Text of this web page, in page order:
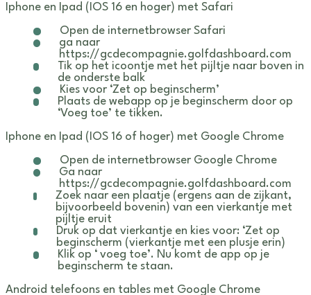
Iphone en Ipad (IOS 16 en hoger) met Safari
Open de internetbrowser Safari
ga naar
https://gcdecompagnie.golfdashboard.com
Tik op het icoontje met het pijltje naar boven in
de onderste balk
Kies voor ‘Zet op beginscherm’
Plaats de webapp op je beginscherm door op
‘Voeg toe’ te tikken.
Iphone en Ipad (IOS 16 of hoger) met Google Chrome
Open de internetbrowser Google Chrome
Ga naar
https://gcdecompagnie.golfdashboard.com
Zoek naar een plaatje (ergens aan de zijkant,
bijvoorbeeld bovenin) van een vierkantje met
pijltje eruit
Druk op dat vierkantje en kies voor: ‘Zet op
beginscherm (vierkantje met een plusje erin)
Klik op ‘ voeg toe’. Nu komt de app op je
beginscherm te staan.
Android telefoons en tables met Google Chrome